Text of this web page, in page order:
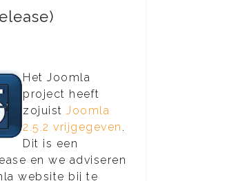
Het Joomla
project heeft
zojuist Joomla
2.5.2 vrijgegeven .
Dit is een
en we adviseren
website bij te